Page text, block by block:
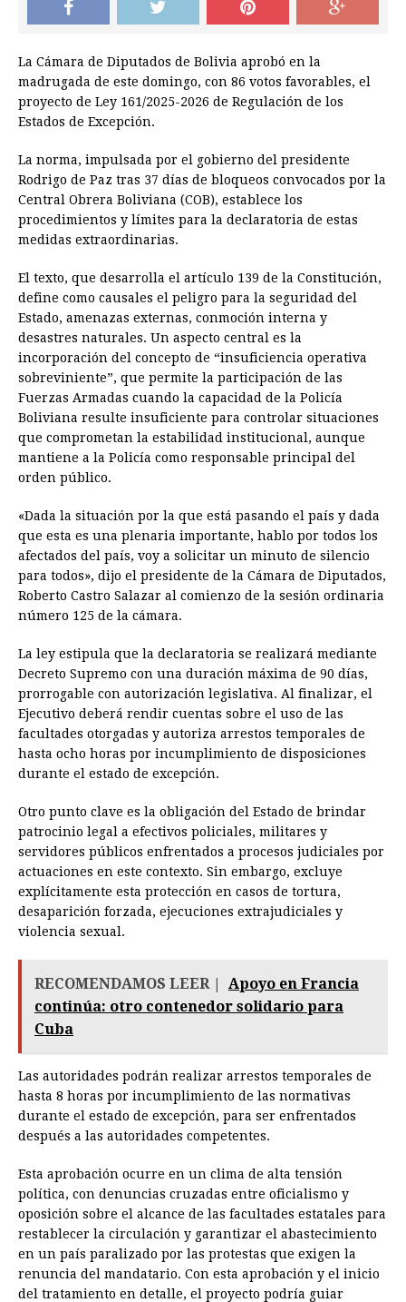
La Cámara de Diputados de Bolivia aprobó en la
madrugada de este domingo, con 86 votos favorables, el
proyecto de Ley 161/2025-2026 de Regulación de los
Estados de Excepción.
La norma, impulsada por el gobierno del presidente
Rodrigo de Paz tras 37 días de bloqueos convocados por la
Central Obrera Boliviana (COB), establece los
procedimientos y límites para la declaratoria de estas
medidas extraordinarias.
El texto, que desarrolla el artículo 139 de la Constitución,
define como causales el peligro para la seguridad del
Estado, amenazas externas, conmoción interna y
desastres naturales. Un aspecto central es la
incorporación del concepto de “insuficiencia operativa
sobreviniente”, que permite la participación de las
Fuerzas Armadas cuando la capacidad de la Policía
Boliviana resulte insuficiente para controlar situaciones
que comprometan la estabilidad institucional, aunque
mantiene a la Policía como responsable principal del
orden público.
«Dada la situación por la que está pasando el país y dada
que esta es una plenaria importante, hablo por todos los
afectados del país, voy a solicitar un minuto de silencio
para todos», dijo el presidente de la Cámara de Diputados,
Roberto Castro Salazar al comienzo de la sesión ordinaria
número 125 de la cámara.
La ley estipula que la declaratoria se realizará mediante
Decreto Supremo con una duración máxima de 90 días,
prorrogable con autorización legislativa. Al finalizar, el
Ejecutivo deberá rendir cuentas sobre el uso de las
facultades otorgadas y autoriza arrestos temporales de
hasta ocho horas por incumplimiento de disposiciones
durante el estado de excepción.
Otro punto clave es la obligación del Estado de brindar
patrocinio legal a efectivos policiales, militares y
servidores públicos enfrentados a procesos judiciales por
actuaciones en este contexto. Sin embargo, excluye
explícitamente esta protección en casos de tortura,
desaparición forzada, ejecuciones extrajudiciales y
violencia sexual.
RECOMENDAMOS LEER |
Apoyo en Francia
continúa: otro contenedor solidario para
Cuba
Las autoridades podrán realizar arrestos temporales de
hasta 8 horas por incumplimiento de las normativas
durante el estado de excepción, para ser enfrentados
después a las autoridades competentes.
Esta aprobación ocurre en un clima de alta tensión
política, con denuncias cruzadas entre oficialismo y
oposición sobre el alcance de las facultades estatales para
restablecer la circulación y garantizar el abastecimiento
en un país paralizado por las protestas que exigen la
renuncia del mandatario. Con esta aprobación y el inicio
del tratamiento en detalle, el proyecto podría guiar